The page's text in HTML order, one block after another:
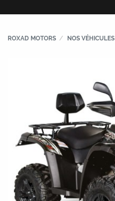
ROXAD MOTORS NOS VÉHICULES